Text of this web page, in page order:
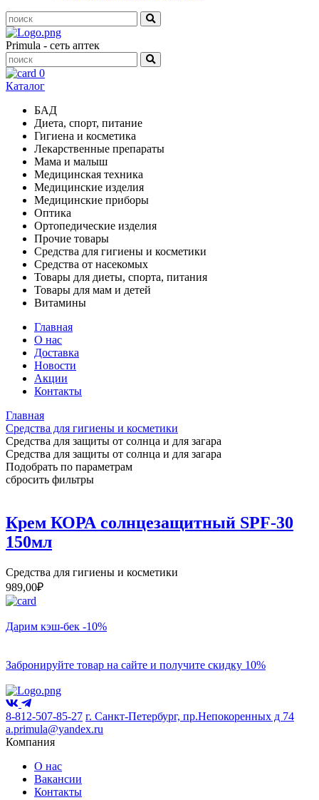
Primula - сеть аптек
0
Каталог
БАД
Диета, спорт, питание
Гигиена и косметика
Лекарственные препараты
Мама и малыш
Медицинская техника
Медицинские изделия
Медицинские приборы
Оптика
Ортопедические изделия
Прочие товары
Средства для гигиены и косметики
Средства от насекомых
Товары для диеты, спорта, питания
Товары для мам и детей
Витамины
Главная
О нас
Доставка
Новости
Акции
Контакты
Главная
Средства для гигиены и косметики
Средства для защиты от солнца и для загара
Средства для защиты от солнца и для загара
Подобрать по параметрам
сбросить фильтры
Крем КОРА солнцезащитный SPF-30
150мл
Средства для гигиены и косметики
989,00₽
Дарим кэш-бек -10%
Забронируйте товар на сайте и получите скидку 10%
8-812-507-85-27 г. Санкт-Петербург, пр.Непокоренных д 74
a.primula@yandex.ru
Компания
О нас
Вакансии
Контакты